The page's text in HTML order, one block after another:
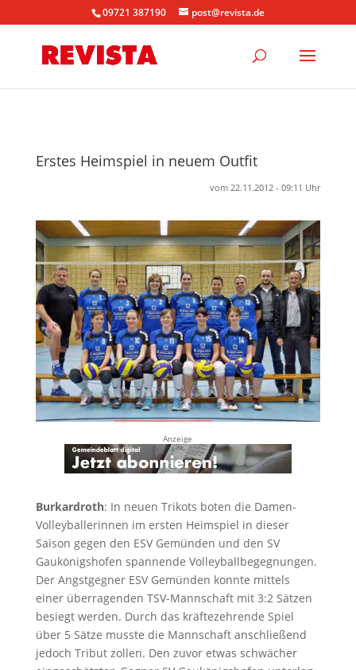
09721 387190 post@revista.de
Erstes Heimspiel in neuem Outfit
vom 22.11.2012 - 09:11 Uhr
Anzeige
Burkardroth: In neuen Trikots boten die Damen-
Volleyballerinnen im ersten Heimspiel in dieser
Saison gegen den ESV Gemünden und den SV
Gaukönigshofen spannende Volleyballbegegnungen.
Der Angstgegner ESV Gemünden konnte mittels
einer überragenden TSV-Mannschaft mit 3:2 Sätzen
besiegt werden. Durch das kräftezehrende Spiel
über 5 Sätze musste die Mannschaft anschließend
jedoch Tribut zollen. Den zuvor etwas schwächer